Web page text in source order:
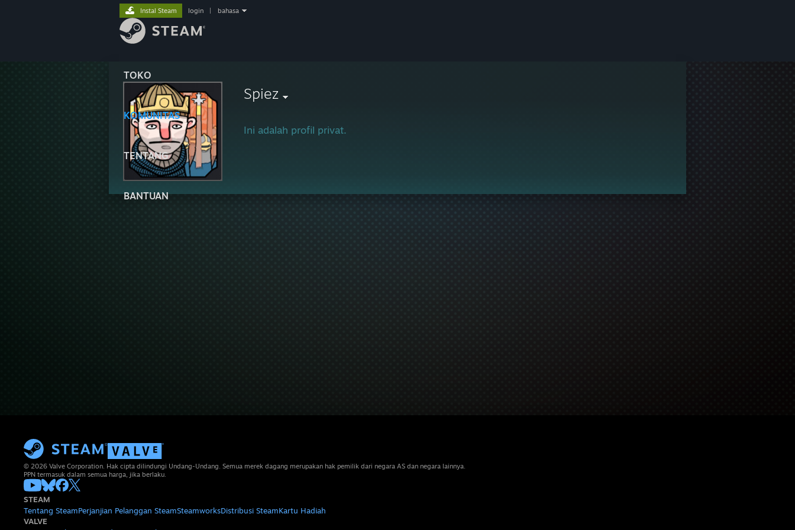
TOKO
KOMUNITAS
TENTANG
BANTUAN
Instal Steam login bahasa
Spiez
Ini adalah profil privat.
© 2026 Valve Corporation. Hak cipta dilindungi Undang-Undang. Semua merek dagang merupakan hak pemilik dari negara AS dan negara lainnya.
PPN termasuk dalam semua harga, jika berlaku.
STEAM
Tentang SteamPerjanjian Pelanggan SteamSteamworksDistribusi SteamKartu Hadiah
VALVE